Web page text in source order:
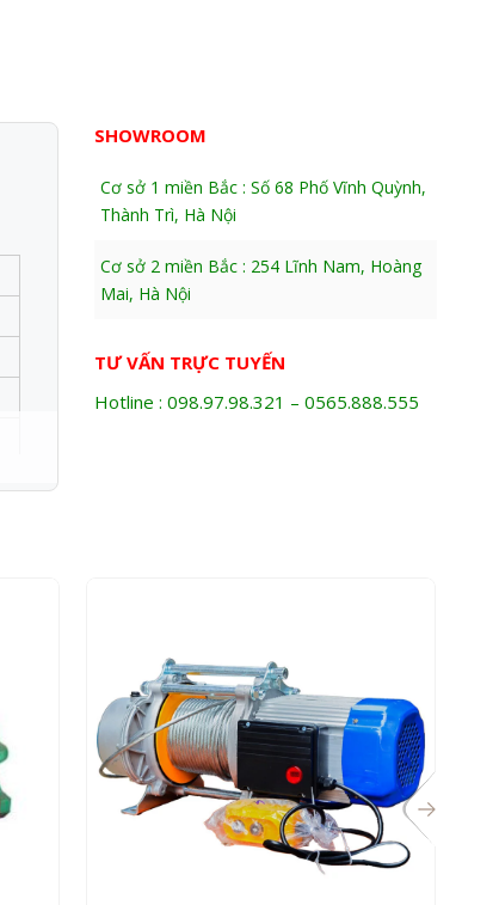
SHOWROOM
Cơ sở 1 miền Bắc : Số 68 Phố Vĩnh Quỳnh,
Thành Trì, Hà Nội
Cơ sở 2 miền Bắc : 254 Lĩnh Nam, Hoàng
Mai, Hà Nội
TƯ VẤN TRỰC TUYẾN
Hotline : 098.97.98.321 – 0565.888.555